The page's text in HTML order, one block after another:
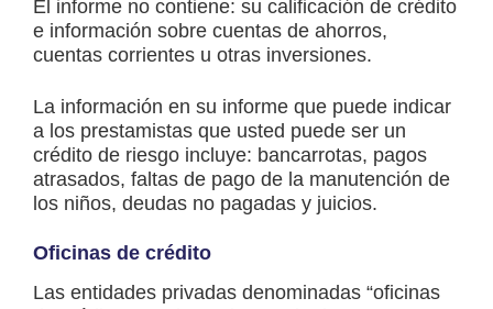
El informe no contiene: su calificación de crédito
e información sobre cuentas de ahorros,
cuentas corrientes u otras inversiones.
La información en su informe que puede indicar
a los prestamistas que usted puede ser un
crédito de riesgo incluye: bancarrotas, pagos
atrasados, faltas de pago de la manutención de
los niños, deudas no pagadas y juicios.
Oficinas de crédito
Las entidades privadas denominadas “oficinas